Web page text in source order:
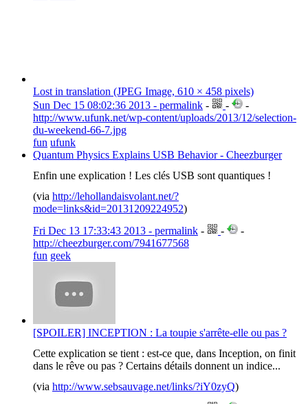
Lost in translation (JPEG Image, 610 × 458 pixels)
Sun Dec 15 08:02:36 2013 - permalink - -
-
http://www.ufunk.net/wp-content/uploads/2013/12/selection-
du-weekend-66-7.jpg
fun ufunk
Quantum Physics Explains USB Behavior - Cheezburger
Enfin une explication ! Les clés USB sont quantiques !
(via http://lehollandaisvolant.net/?
mode=links&id=20131209224952)
Fri Dec 13 17:33:43 2013 - permalink - -
-
http://cheezburger.com/7941677568
fun geek
[SPOILER] INCEPTION : La toupie s'arrête-elle ou pas ?
Cette explication se tient : est-ce que, dans Inception, on finit
dans le rêve ou pas ? Certains détails donnent un indice...
(via http://www.sebsauvage.net/links/?iY0zyQ)